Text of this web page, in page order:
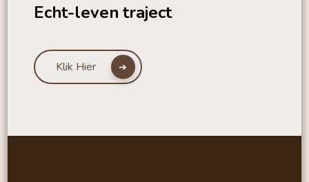
Echt-leven traject
Klik Hier